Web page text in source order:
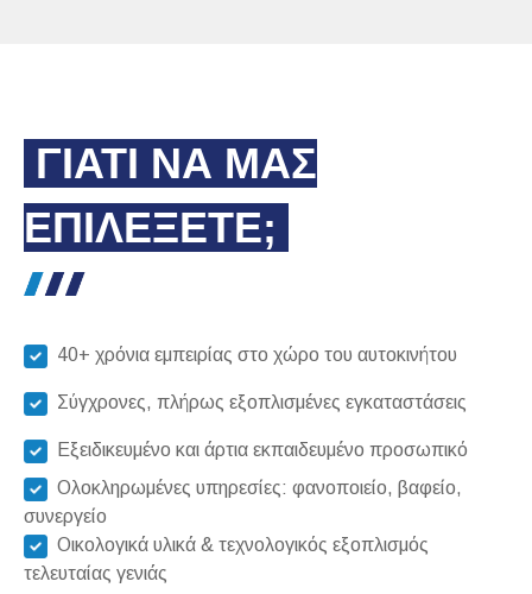
ΓΙΑΤΙ ΝΑ ΜΑΣ
ΕΠΙΛΕΞΕΤΕ;
40+ χρόνια εμπειρίας στο χώρο του αυτοκινήτου
Σύγχρονες, πλήρως εξοπλισμένες εγκαταστάσεις
Εξειδικευμένο και άρτια εκπαιδευμένο προσωπικό
Ολοκληρωμένες υπηρεσίες: φανοποιείο, βαφείο,
συνεργείο
Οικολογικά υλικά & τεχνολογικός εξοπλισμός
τελευταίας γενιάς